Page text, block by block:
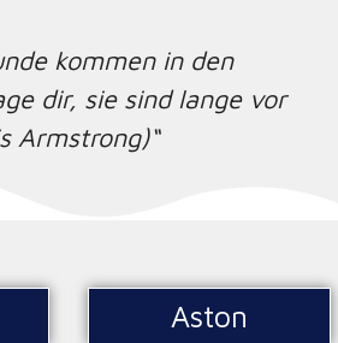
kommen in den
dir, sie sind lange vor
Armstrong)
Aston